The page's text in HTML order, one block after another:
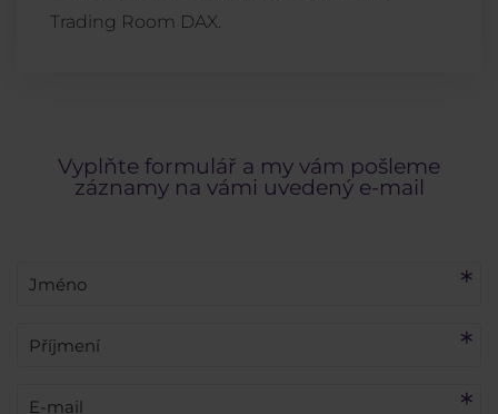
Trading Room DAX.
Vyplňte formulář a my vám pošleme
záznamy na vámi uvedený e-mail